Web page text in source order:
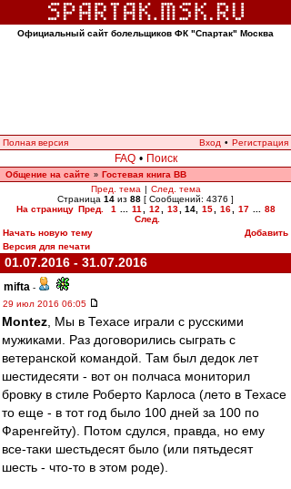
Официальный сайт болельщиков ФК "Спартак" Москва
Полная версия Вход • Регистрация
FAQ • Поиск
Общение на сайте » Гостевая книга ВВ
Пред. тема | След. тема
Страница 14 из 88 [ Сообщений: 4376 ]
На страницу Пред. 1 11 12 13 14, 15 16 17
88
След.
Начать новую тему
Добавить
Версия для печати
01.07.2016 - 31.07.2016
mifta -
29 июл 2016 06:05
Montez , Мы в Техасе играли с русскими
мужиками. Раз договорились сыграть с
ветеранской командой. Там был дедок лет
шестидесяти - вот он полчаса мониторил
бровку в стиле Роберто Карлоса (лето в Техасе
то еще - в тот год было 100 дней за 100 по
Фаренгейту). Потом сдулся, правда, но ему
все-таки шестьдесят было (или пятьдесят
шесть - что-то в этом роде).